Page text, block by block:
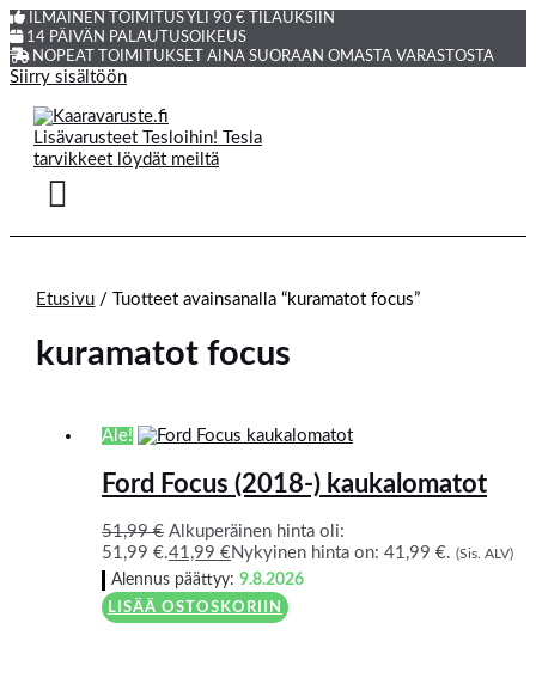
ILMAINEN TOIMITUS YLI 90 € TILAUKSIIN
14 PÄIVÄN PALAUTUSOIKEUS
NOPEAT TOIMITUKSET AINA SUORAAN OMASTA VARASTOSTA
Siirry sisältöön
Etusivu / Tuotteet avainsanalla “kuramatot focus”
kuramatot focus
Ale!
Ford Focus (2018-) kaukalomatot
51,99€ Alkuperäinen hinta oli:
51,99 €.41,99€Nykyinen hinta on: 41,99 €. (Sis. ALV)
Alennus päättyy:9.8.2026
LISÄÄ OSTOSKORIIN